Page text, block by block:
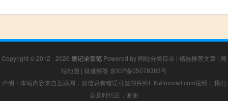
Copyright © 2012 - 2026 速记录音笔 Powered by 网站分类目录 | 精选推荐文章 | 网
站地图 | 疑难解答 京ICP备05078383号
声明：本站内容来自互联网，如信息有错误可发邮件到f_fb#foxmail.com说明，我们
会及时纠正，谢谢